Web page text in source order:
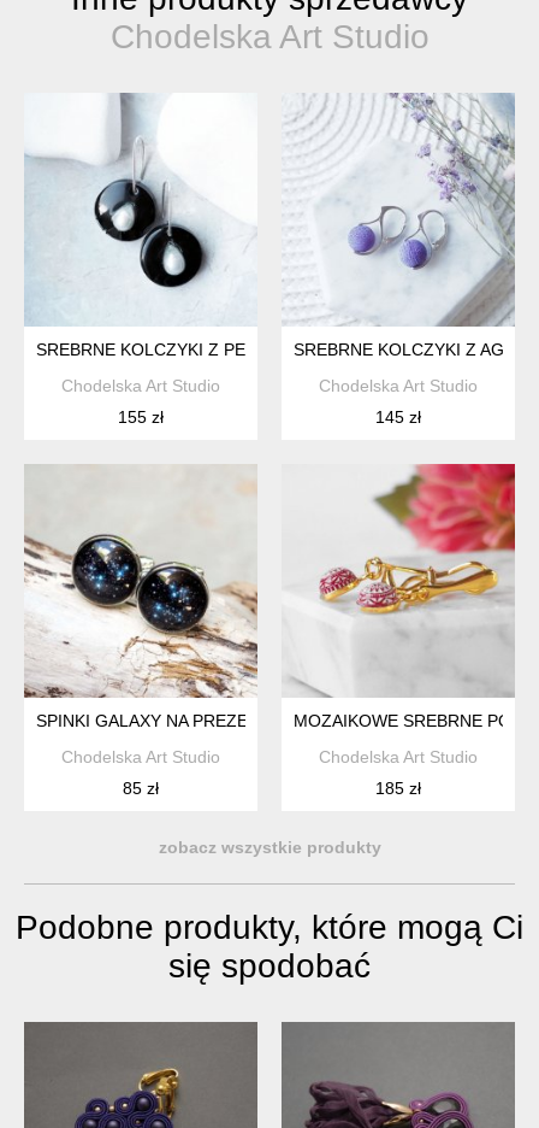
Chodelska Art Studio
SREBRNE KOLCZYKI Z PERŁAMI W ŻYWICY
Chodelska Art Studio
155 zł
SREBRNE KOLCZYKI Z
Chodelska Art Studio
145 zł
SPINKI GALAXY NA PREZENT- SPINKI MĘSKIE DO MANKIETÓW
Chodelska Art Studio
85 zł
MOZAIKOWE SREBRNE
Chodelska Art Studio
185 zł
zobacz wszystkie produkty
Podobne produkty, które mogą Ci
się spodobać